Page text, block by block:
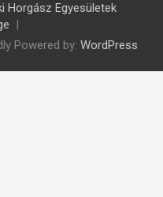
Horgász Egyesületek
Powered by: WordPress